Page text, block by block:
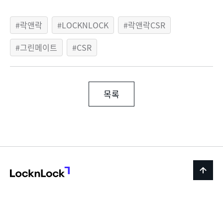
락앤락 LOCKNLOCK
락앤락CSR
그린메이트
CSR
목록
back